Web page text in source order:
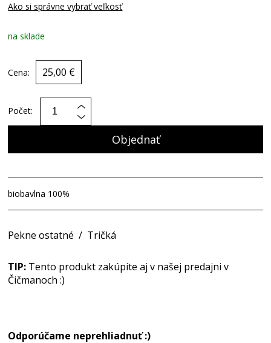
Ako si správne vybrať veľkosť
na sklade
Cena: 25,00 €
Počet:
Objednať
biobavlna 100%
Pekne ostatné / Tričká
TIP: Tento produkt zakúpite aj v našej predajni v
Čičmanoch :)
Odporúčame neprehliadnuť :)